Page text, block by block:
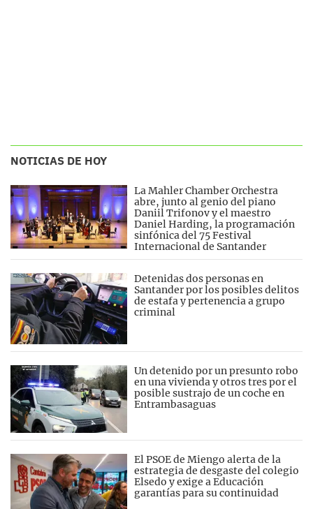
NOTICIAS DE HOY
La Mahler Chamber Orchestra
abre, junto al genio del piano
Daniil Trifonov y el maestro
Daniel Harding, la programación
sinfónica del 75 Festival
Internacional de Santander
Detenidas dos personas en
Santander por los posibles delitos
de estafa y pertenencia a grupo
criminal
Un detenido por un presunto robo
en una vivienda y otros tres por el
posible sustrajo de un coche en
Entrambasaguas
El PSOE de Miengo alerta de la
estrategia de desgaste del colegio
Elsedo y exige a Educación
garantías para su continuidad